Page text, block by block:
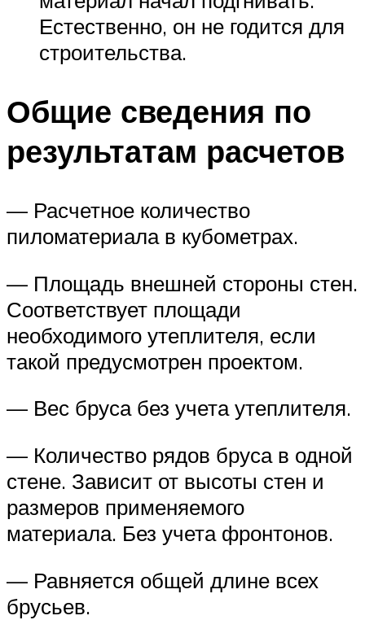
Естественно, он не годится для
строительства.
Общие сведения по
результатам расчетов
— Расчетное количество
пиломатериала в кубометрах.
— Площадь внешней стороны стен.
Соответствует площади
необходимого утеплителя, если
такой предусмотрен проектом.
— Вес бруса без учета утеплителя.
— Количество рядов бруса в одной
стене. Зависит от высоты стен и
размеров применяемого
материала. Без учета фронтонов.
— Равняется общей длине всех
брусьев.